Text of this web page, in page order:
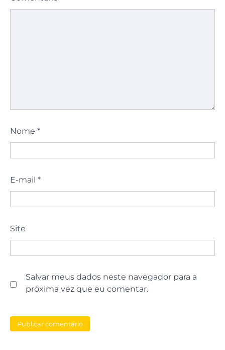
Nome *
E-mail *
Site
Salvar meus dados neste navegador para a
próxima vez que eu comentar.